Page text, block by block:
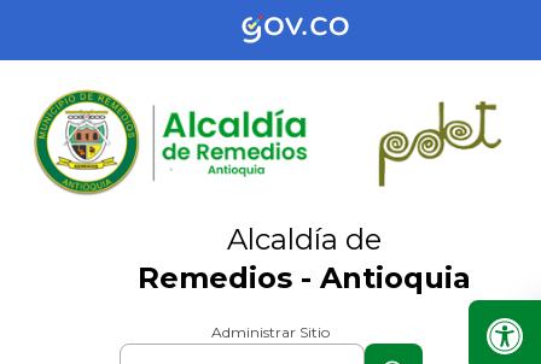
Alcaldía de
Remedios - Antioquia
Administrar Sitio